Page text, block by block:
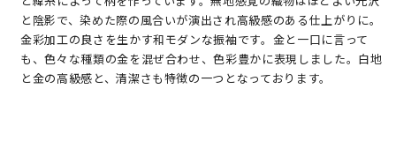
と陰影で、染めた際の風合いが演出され高級感のある仕上がりに。
金彩加工の良さを生かす和モダンな振袖です。金と一口に言って
も、色々な種類の金を混ぜ合わせ、色彩豊かに表現しました。白地
と金の高級感と、清潔さも特徴の一つとなっております。